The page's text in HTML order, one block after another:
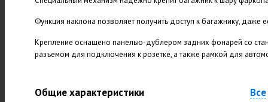
Функция наклона позволяет получить доступ к багажнику, даже
Крепление оснащено панелью-дублером задних фонарей со
разъемом для подключения к розетке, а также рамкой для
Общие характеристики Все